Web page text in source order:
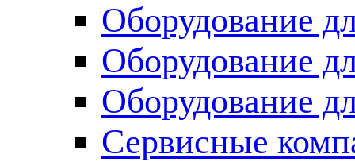
Оборудование
Оборудование
Оборудование
Сервисные